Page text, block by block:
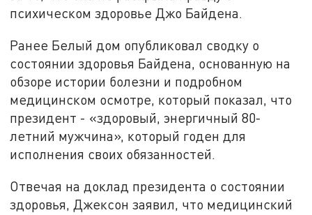
психическом здоровье Джо Байдена.
Ранее Белый дом опубликовал сводку о
состоянии здоровья Байдена, основанную на
обзоре истории болезни и подробном
медицинском осмотре, который показал, что
президент - «здоровый, энергичный 80-
летний мужчина», который годен для
исполнения своих обязанностей.
Отвечая на доклад президента о состоянии
здоровья, Джексон заявил, что медицинский